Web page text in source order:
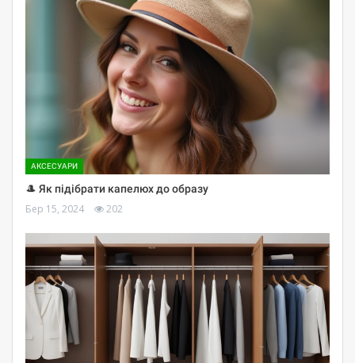
АКСЕСУАРИ
🎩 Як підібрати капелюх до образу
Бер 15, 2024 202